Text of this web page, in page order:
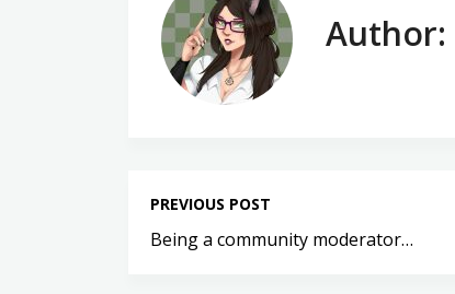
Author:
PREVIOUS POST
Being a community moderator…